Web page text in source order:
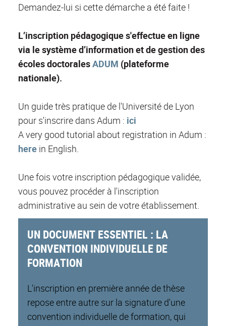
Demandez-lui si cette démarche a été faite !
L’inscription pédagogique s'effectue en ligne
via le système d’information et de gestion des
écoles doctoralesADUM (plateforme
nationale).
Un guide très pratique de l'Université de Lyon
pour s'inscrire dans Adum : ici
A very good tutorial about registration in Adum :
here in English.
Une fois votre inscription pédagogique validée,
vous pouvez procéder à l'inscription
administrative au sein de votre établissement.
UN DOCUMENT ESSENTIEL : LA
CONVENTION INDIVIDUELLE DE
FORMATION
L'inscription en première année de thèse
repose entre autre sur la signature d'une
convention individuelle de formation, qui